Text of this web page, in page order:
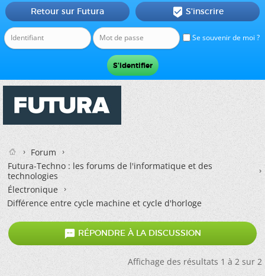
Se souvenir de moi ?
Retour sur Futura  S'inscrire
Forum
Futura-Techno : les forums de l'informatique et des
technologies
Électronique
Différence entre cycle machine et cycle d'horloge
 RÉPONDRE À LA DISCUSSION
Affichage des résultats 1 à 2 sur 2